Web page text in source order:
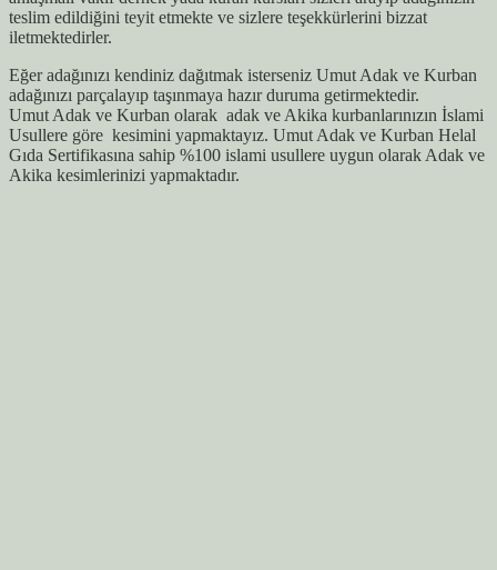
teslim edildiğini teyit etmekte ve sizlere teşekkürlerini bizzat
iletmektedirler.
Eğer adağınızı kendiniz dağıtmak isterseniz Umut Adak ve Kurban
adağınızı parçalayıp taşınmaya hazır duruma getirmektedir.
Umut Adak ve Kurban olarak adak ve Akika kurbanlarınızın İslami
Usullere göre kesimini yapmaktayız. Umut Adak ve Kurban Helal
Gıda Sertifikasına sahip %100 islami usullere uygun olarak Adak ve
Akika kesimlerinizi yapmaktadır.